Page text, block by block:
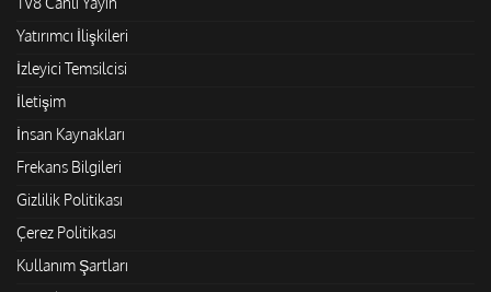
Yatırımcı İlişkileri
İzleyici Temsilcisi
İletişim
İnsan Kaynakları
Frekans Bilgileri
Gizlilik Politikası
Çerez Politikası
Kullanım Şartları